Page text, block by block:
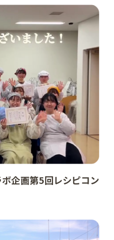
企画第5回レシピコン